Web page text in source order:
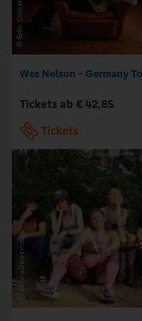
Tickets ab € 42,85
Tickets